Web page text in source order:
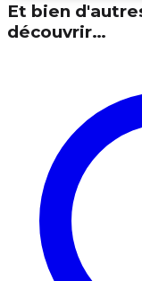
Et bien
découvrir…